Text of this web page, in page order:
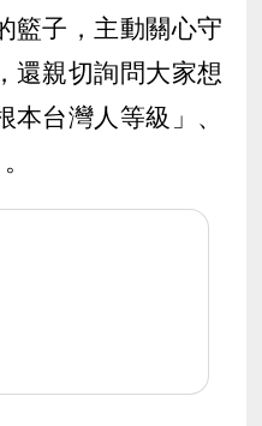
籃子，主動關心守
還親切詢問大家想
台灣人等級」、